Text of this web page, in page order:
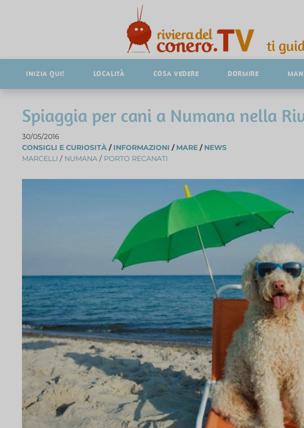
ti
INIZIA QUI! LOCALITÀ COSA VEDERE DORMIRE
Spiaggia per cani a Numana nella
30/05/2016
CONSIGLI E CURIOSITÀ / INFORMAZIONI / MARE / NEWS
MARCELLI / NUMANA / PORTO RECANATI